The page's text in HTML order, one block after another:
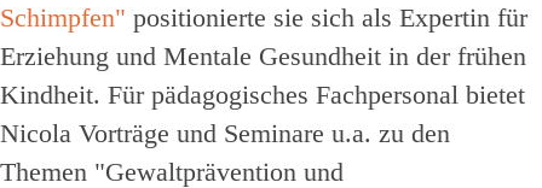
Schimpfen" positionierte sie sich als Expertin für
Erziehung und Mentale Gesundheit in der frühen
Kindheit. Für pädagogisches Fachpersonal bietet
Nicola Vorträge und Seminare u.a. zu den
Themen "Gewaltprävention und